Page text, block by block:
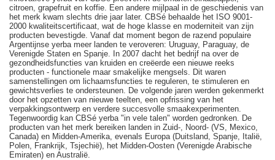
citroen, grapefruit en koffie. Een andere mijlpaal in de geschiedenis van
het merk kwam slechts drie jaar later. CBSé behaalde het ISO 9001-
2000 kwaliteitscertificaat, wat de hoge klasse en moderniteit van zijn
producten bevestigde. Vanaf dat moment begon de razend populaire
Argentijnse yerba meer landen te veroveren: Uruguay, Paraguay, de
Verenigde Staten en Spanje. In 2007 dacht het bedrijf na over de
gezondheidsfuncties van kruiden en creëerde een nieuwe reeks
producten - functionele maar smakelijke mengsels. Dit waren
samenstellingen om lichaamsfuncties te reguleren, te stimuleren en
gewichtsverlies te ondersteunen. De volgende jaren werden gekenmerkt
door het opzetten van nieuwe teelten, een opfrissing van het
verpakkingsontwerp en verdere succesvolle smaakexperimenten.
Tegenwoordig kan CBSé yerba "in vele talen" worden gedronken. De
producten van het merk bereiken landen in Zuid-, Noord- (VS, Mexico,
Canada) en Midden-Amerika, evenals Europa (Duitsland, Spanje, Italië,
Polen, Frankrijk, Tsjechië), het Midden-Oosten (Verenigde Arabische
Emiraten) en Australië.